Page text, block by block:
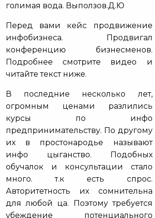
голимая вода. Выползов.Д.Ю
Перед вами кейс продвижение
инфобизнеса. Продвигал
конференцию бизнесменов.
Подробнее смотрите видео и
читайте текст ниже.
В последние несколько лет,
огромным ценами разлились
курсы по инфо
предпринимательству. По другому
их в простонародье называют
инфо цыганство. Подобных
обучалок и консультации стало
много. т.к есть спрос.
Авторитетность их сомнительна
для любой ца. Поэтому требуется
убеждение потенциального